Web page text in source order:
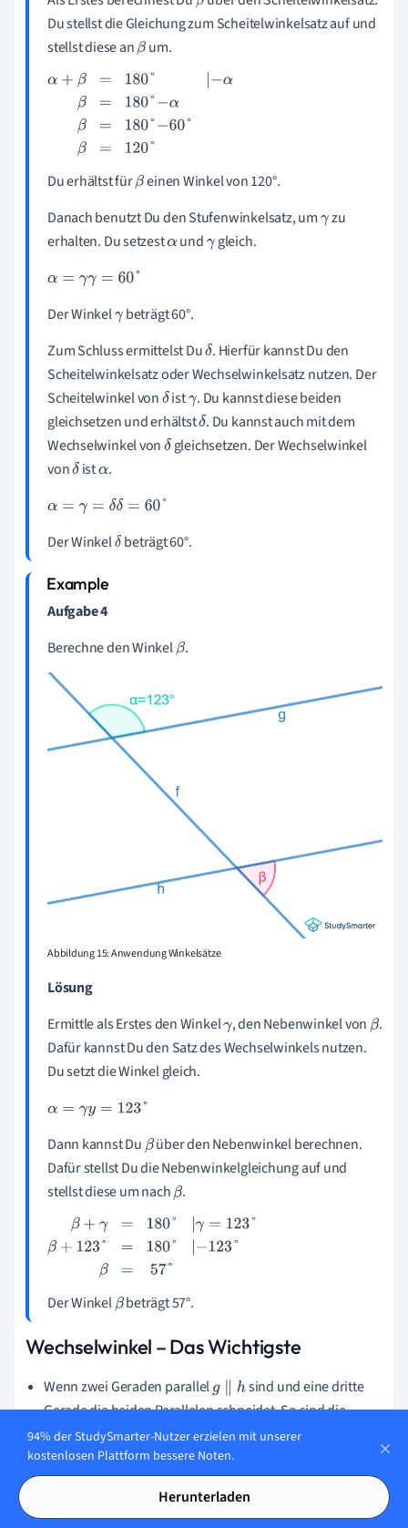
Du stellst die Gleichung zum Scheitelwinkelsatz auf und
stellst diese anβ um.
=180 β=180
180 β=120
Du erhältst fürβeinen Winkel von 120°.
Danach benutzt Du den Stufenwinkelsatz, umγ zu
erhalten. Du setzestαundγ gleich.
α= γγ =60
Der Winkelγ beträgt 60°.
Zum Schluss ermittelst Duδ. Hierfür kannst Du den
Scheitelwinkelsatz oder Wechselwinkelsatz nutzen. Der
Scheitelwinkel vonδistγ. Du kannst diese beiden
gleichsetzen und erhältstδ. Du kannst auch mit dem
Wechselwinkel vonδgleichsetzen. Der Wechselwinkel
vonδistα.
α= γ= δδ =60°
Der Winkelδbeträgt 60°.
Aufgabe 4
Berechne den Winkelβ.
Abbildung 15: Anwendung Winkelsätze
Lösung
Ermittle als Erstes den Winkelγ, den Nebenwinkel vonβ.
Dafür kannst Du den Satz des Wechselwinkels nutzen.
Du setzt die Winkel gleich.
α= γy =123°
Dann kannst Duβüber den Nebenwinkel berechnen.
Dafür stellst Du die Nebenwinkelgleichung auf und
stellst diese um nachβ.
β+γ= 180°
+123°= 180°|-
Der Winkelβbeträgt 57°.
Wechselwinkel – Das Wichtigste
Wenn zwei Geraden parallelg∥
sind und eine dritte
Gerade die beiden Parallelen schneidet. So sind die
Winkel, welche sich gegenüberliegen, aber nicht auf der
gleichen Parallelen liegen, gleich groß. Dieses Winkelpaar
heißt Wechselwinkel. Es gilt:
.
Die Umkehrung des Satzes gilt: Wenn Wechselwinkel
94% der StudySmarter-Nutzer erzielen mit unserer
kostenlosen Plattform bessere Noten.
Herunterladen